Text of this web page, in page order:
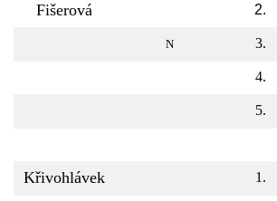
Fišerová 2.
N 3.
4.
5.
Křivohlávek 1.